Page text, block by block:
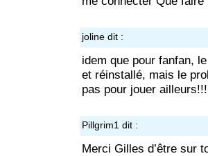
joline dit :
idem que pour fanfan,
et réinstallé, mais le
pas pour jouer ailleurs!!!
Pillgrim1 dit :
Merci Gilles d’être sur